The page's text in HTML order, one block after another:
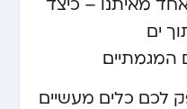
ים
המגמתיים.
לכם כלים מעשיים